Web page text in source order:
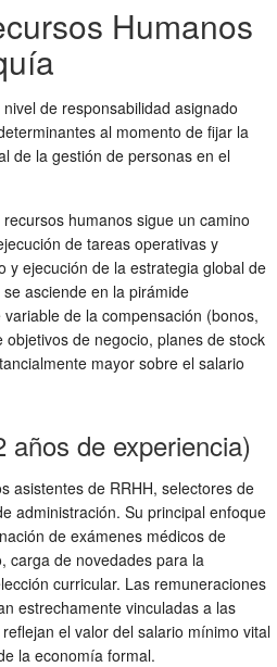
Humanos
de responsabilidad asignado
al momento de fijar la
de la gestión de personas en el
humanos sigue un camino
de tareas operativas y
y ejecución de la estrategia global de
asciende en la pirámide
de la compensación (bonos,
de negocio, planes de stock
mayor sobre el salario
años de experiencia)
asistentes de RRHH, selectores de
administración. Su principal enfoque
de exámenes médicos de
carga de novedades para la
curricular. Las remuneraciones
estrechamente vinculadas a las
el valor del salario mínimo vital
la economía formal.